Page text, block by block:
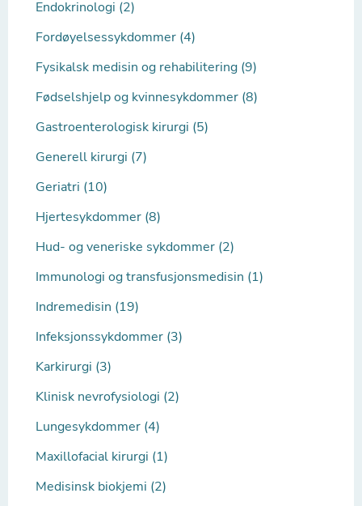
Endokrinologi (2)
Fordøyelsessykdommer (4)
Fysikalsk medisin og rehabilitering (9)
Fødselshjelp og kvinnesykdommer (8)
Gastroenterologisk kirurgi (5)
Generell kirurgi (7)
Geriatri (10)
Hjertesykdommer (8)
Hud- og veneriske sykdommer (2)
Immunologi og transfusjonsmedisin (1)
Indremedisin (19)
Infeksjonssykdommer (3)
Karkirurgi (3)
Klinisk nevrofysiologi (2)
Lungesykdommer (4)
Maxillofacial kirurgi (1)
Medisinsk biokjemi (2)